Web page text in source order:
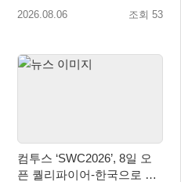
업데이트
2026.08.06 조회 53
컴투스 ‘SWC2026’, 8일 오
픈 퀄리파이어-한국으로 시